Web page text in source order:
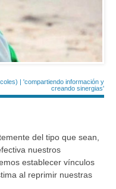
| 'compartiendo información y
creando sinergias'
del tipo que sean,
nuestros
establecer vínculos
al reprimir nuestras